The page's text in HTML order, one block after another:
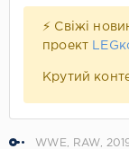
⚡ Свіжі
проект
Крутий
WWE RAW